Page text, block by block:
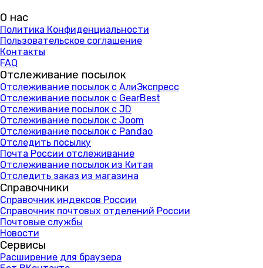
О нас
Политика Конфиденциальности
Пользовательское соглашение
Контакты
FAQ
Отслеживание посылок
Отслеживание посылок с АлиЭкспресс
Отслеживание посылок с GearBest
Отслеживание посылок с JD
Отслеживание посылок с Joom
Отслеживание посылок с Pandao
Отследить посылку
Почта России отслеживание
Отслеживание посылок из Китая
Отследить заказ из магазина
Справочники
Справочник индексов России
Справочник почтовых отделений России
Почтовые службы
Новости
Сервисы
Расширение для браузера